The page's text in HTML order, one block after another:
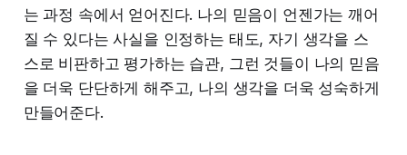
는 과정 속에서 얻어진다. 나의 믿음이 언젠가는 깨어
질 수 있다는 사실을 인정하는 태도, 자기 생각을 스
스로 비판하고 평가하는 습관, 그런 것들이 나의 믿음
을 더욱 단단하게 해주고, 나의 생각을 더욱 성숙하게
만들어준다.